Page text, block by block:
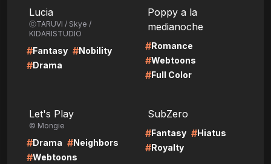
Lucia
ⓒTARUVI / Skye /
KIDARISTUDIO
#Fantasy #Nobility
#Drama
Poppy a la
medianoche
#Romance
#Webtoons
#Full Color
Let's Play
© Mongie
#Drama #Neighbors
#Webtoons
SubZero
#Fantasy #Hiatus
#Royalty